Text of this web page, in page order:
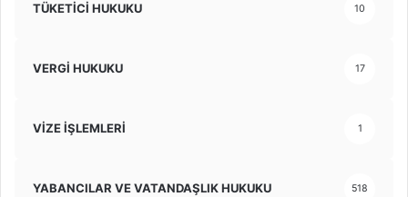
TÜKETİCİ HUKUKU 10
VERGİ HUKUKU 17
VİZE İŞLEMLERİ 1
YABANCILAR VE VATANDAŞLIK HUKUKU 518